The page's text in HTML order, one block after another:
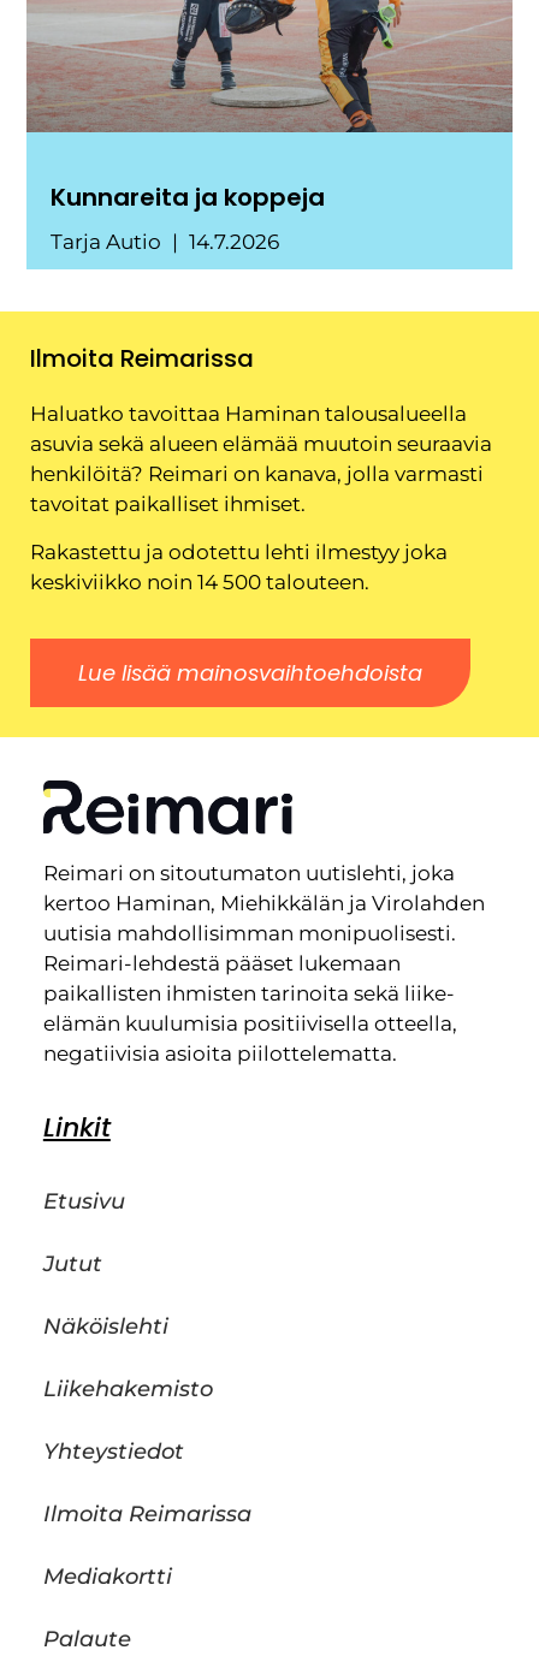
Kunnareita ja koppeja
Tarja Autio 14.7.2026
Ilmoita Reimarissa
Haluatko tavoittaa Haminan talousalueella
asuvia sekä alueen elämää muutoin seuraavia
henkilöitä? Reimari on kanava, jolla varmasti
tavoitat paikalliset ihmiset.
Rakastettu ja odotettu lehti ilmestyy joka
keskiviikko noin 14 500 talouteen.
Lue lisää mainosvaihtoehdoista
Reimari on sitoutumaton uutislehti, joka
kertoo Haminan, Miehikkälän ja Virolahden
uutisia mahdollisimman monipuolisesti.
Reimari-lehdestä pääset lukemaan
paikallisten ihmisten tarinoita sekä liike-
elämän kuulumisia positiivisella otteella,
negatiivisia asioita piilottelematta.
Linkit
Etusivu
Jutut
Näköislehti
Liikehakemisto
Yhteystiedot
Ilmoita Reimarissa
Mediakortti
Palaute